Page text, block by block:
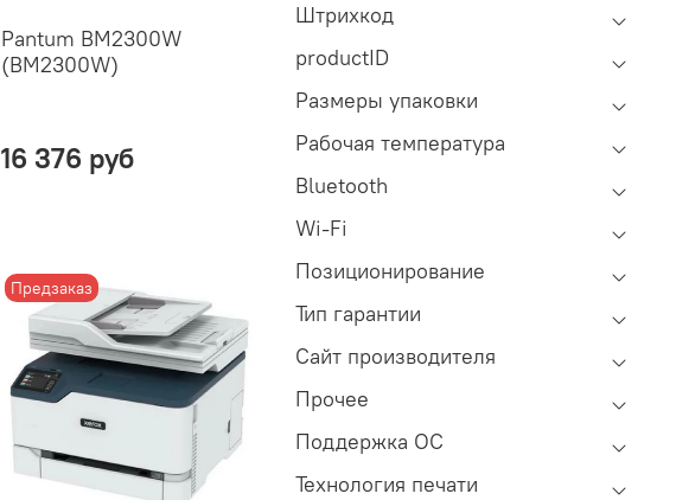
Pantum BM2300W
(BM2300W)
16 376 руб
Предзаказ
Штрихкод
productID
Размеры упаковки
Рабочая температура
Bluetooth
Wi-Fi
Позиционирование
Тип гарантии
Сайт производителя
Прочее
Поддержка ОС
Технология печати